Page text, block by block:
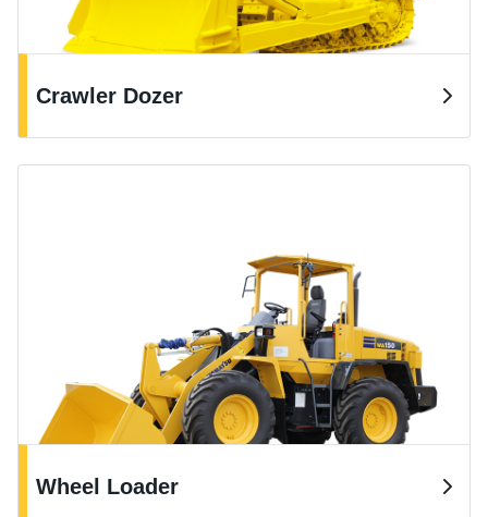
Crawler Dozer
Wheel Loader